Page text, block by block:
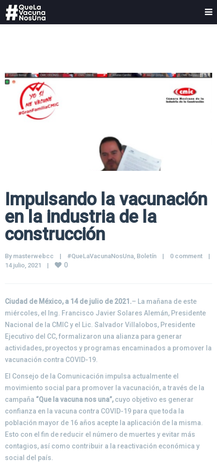
Impulsando la vacunación
en la industria de la
construcción
By masterwebcc | #QueLaVacunaNosUna Boletín | 0 comment
|
14 julio, 2021 | 0
Ciudad de México, a 14 de julio de 2021.– La mañana de este
miércoles, el Ing. Francisco Javier Solares Alemán, Presidente
Nacional de la CMIC y el Lic. Salvador Villalobos, Presidente
Ejecutivo del CC, formalizaron una alianza para generar
actividades, proyectos y programas encaminados a promover la
vacunación contra COVID-19.
El Consejo de la Comunicación impulsa actualmente el
movimiento social para promover la vacunación, a través de la
campaña “Que la vacuna nos una”, cuyo objetivo es generar
confianza en la vacuna contra COVID-19 para que toda la
población mayor de 16 años acepte la aplicación de la misma.
Esto con el fin de reducir el número de muertes y evitar más
contagios, así como contribuir a la reactivación económica y
social del país.